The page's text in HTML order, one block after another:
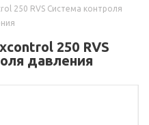
250 RVS Система контроля
250 RVS
давления